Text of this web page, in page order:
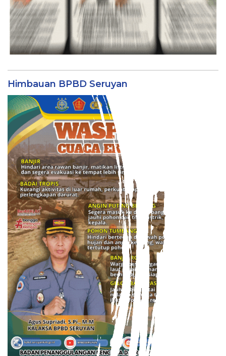
Himbauan BPBD Seruyan